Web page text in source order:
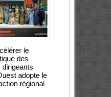
le
des
adopte le
régional